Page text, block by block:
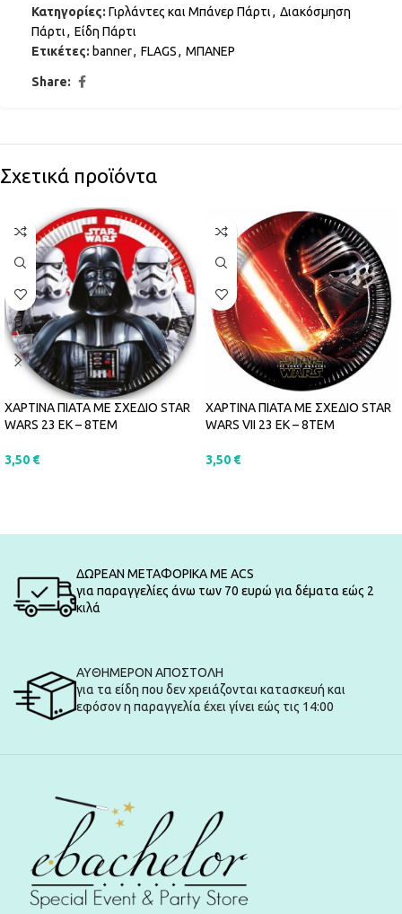
Κατηγορίες: Γιρλάντες και Μπάνερ Πάρτι, Διακόσμηση
Πάρτι, Είδη Πάρτι
Ετικέτες: banner, FLAGS, ΜΠΑΝΕΡ
Share:
Σχετικά προϊόντα
ΧΑΡΤΙΝΑ ΠΙΑΤΑ ΜΕ ΣΧΕΔΙΟ STAR
WARS 23 ΕΚ – 8ΤΕΜ
3,50 €
ΧΑΡΤΙΝΑ ΠΙΑΤΑ ΜΕ ΣΧΕΔΙΟ STAR
WARS VII 23 ΕΚ – 8ΤΕΜ
3,50 €
ΔΩΡΕΑΝ ΜΕΤΑΦΟΡΙΚΑ ΜΕ ACS
για παραγγελίες άνω των 70 ευρώ για δέματα εώς 2
κιλά
ΑΥΘΗΜΕΡΟΝ ΑΠΟΣΤΟΛΗ
για τα είδη που δεν χρειάζονται κατασκευή και
εφόσον η παραγγελία έχει γίνει εώς τις 14:00